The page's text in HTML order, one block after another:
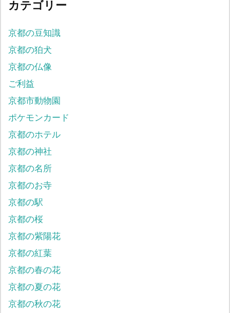
カテゴリー
京都の豆知識
京都の狛犬
京都の仏像
ご利益
京都市動物園
ポケモンカード
京都のホテル
京都の神社
京都の名所
京都のお寺
京都の駅
京都の桜
京都の紫陽花
京都の紅葉
京都の春の花
京都の夏の花
京都の秋の花